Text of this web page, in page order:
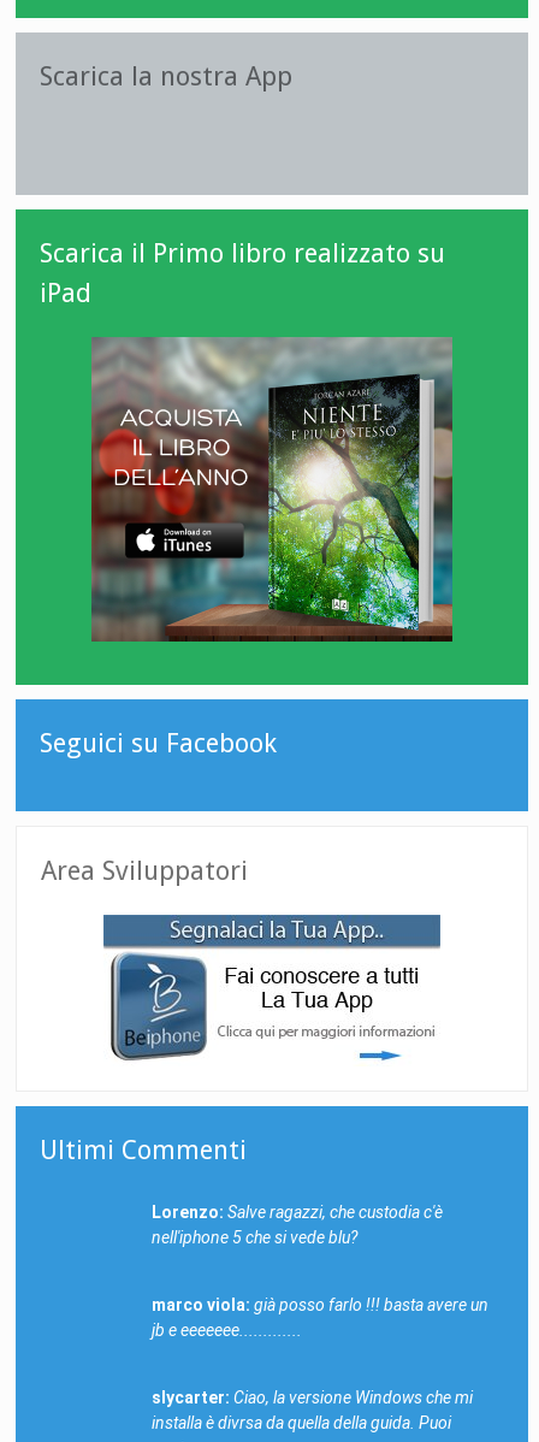
Scarica la nostra App
Scarica il Primo libro realizzato su
iPad
Seguici su Facebook
Area Sviluppatori
Ultimi Commenti
Lorenzo: Salve ragazzi, che custodia c'è
nell'iphone 5 che si vede blu?
marco viola: già posso farlo !!! basta avere un
jb e eeeeeee.............
slycarter: Ciao, la versione Windows che mi
installa è divrsa da quella della guida. Puoi